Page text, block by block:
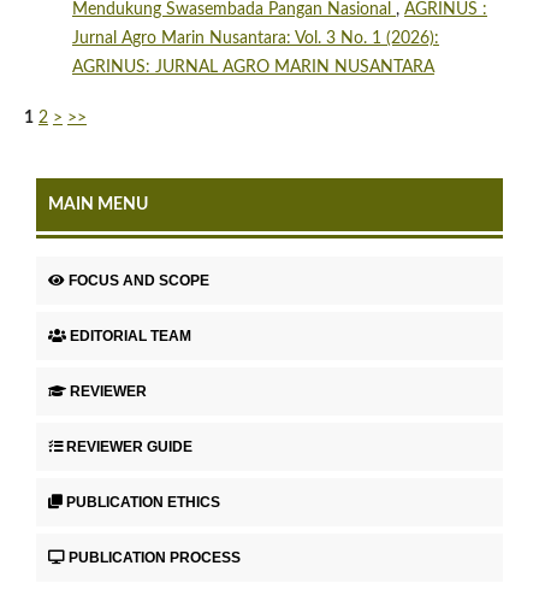
Mendukung Swasembada Pangan Nasional , AGRINUS :
Jurnal Agro Marin Nusantara: Vol. 3 No. 1 (2026):
AGRINUS: JURNAL AGRO MARIN NUSANTARA
1 2 > >>
MAIN MENU
FOCUS AND SCOPE
EDITORIAL TEAM
REVIEWER
REVIEWER GUIDE
PUBLICATION ETHICS
PUBLICATION PROCESS